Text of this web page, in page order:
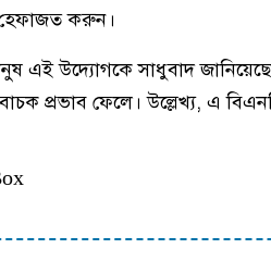
করুন।
এই উদ্যোগকে সাধুবাদ
প্রভাব ফেলে। উল্লেখ্য, এ